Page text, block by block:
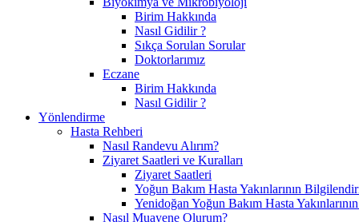
Birim Hakkında
Nasıl Gidilir ?
Sıkça Sorulan Sorular
Doktorlarımız
Eczane
Birim Hakkında
Nasıl Gidilir ?
Yönlendirme
Hasta Rehberi
Nasıl Randevu Alırım?
Ziyaret Saatleri ve Kuralları
Ziyaret Saatleri
Yoğun Bakım Hasta Yakınlarının
Yenidoğan Yoğun Bakım Hasta
Nasıl Muayene Olurum?